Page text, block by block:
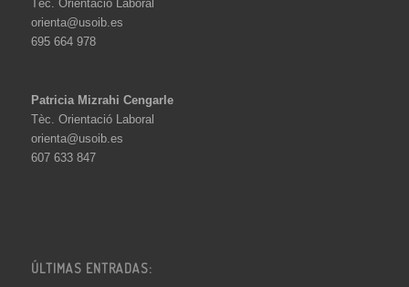
Tèc. Orientació Laboral
orienta@usoib.es
695 664 978
Patricia Mizrahi Cengarle
Tèc. Orientació Laboral
orienta@usoib.es
607 633 847
ÚLTIMAS ENTRADAS: